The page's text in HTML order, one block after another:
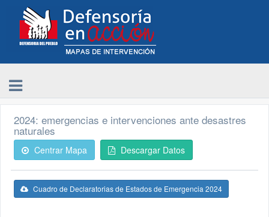
2024: emergencias e intervenciones ante desastres
naturales
Centrar Mapa Descargar Datos
Cuadro de Declaratorias de Estados de Emergencia 2024